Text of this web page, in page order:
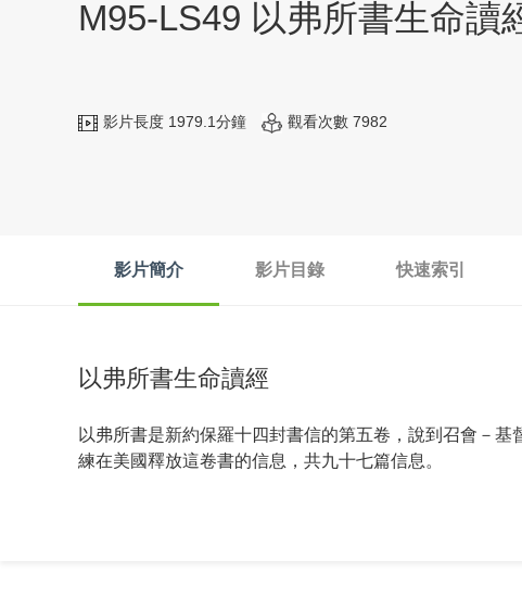
M95-LS49 以弗所書生命讀
影片長度 1979.1分鐘 觀看次數 7982
影片簡介 影片目錄 快速索引
以弗所書生命讀經
以弗所書是新約保羅十四封書信的第五卷，說到召會－
練在美國釋放這卷書的信息，共九十七篇信息。